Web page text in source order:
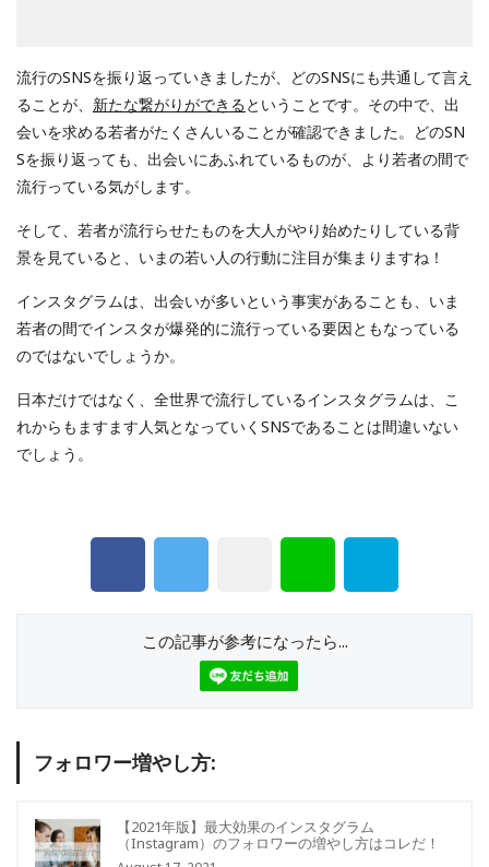
流行のSNSを振り返っていきましたが、どのSNSにも共通して言え
ることが、 新たな繋がりができる ということです。その中で、出
会いを求める若者がたくさんいることが確認できました。どのSN
Sを振り返っても、出会いにあふれているものが、より若者の間で
流行っている気がします。
そして、若者が流行らせたものを大人がやり始めたりしている背
景を見ていると、いまの若い人の行動に注目が集まりますね！
インスタグラムは、出会いが多いという事実があることも、いま
若者の間でインスタが爆発的に流行っている要因ともなっている
のではないでしょうか。
日本だけではなく、全世界で流行しているインスタグラムは、こ
れからもますます人気となっていくSNSであることは間違いない
でしょう。
この記事が参考になったら...
フォロワー増やし方:
【2021年版】最大効果のインスタグラム
（Instagram）のフォロワーの増やし方はコレだ！